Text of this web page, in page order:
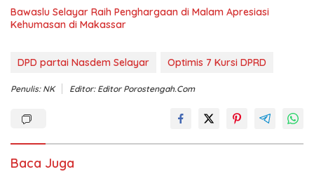
Bawaslu Selayar Raih Penghargaan di Malam Apresiasi
Kehumasan di Makassar
DPD partai Nasdem Selayar Optimis 7 Kursi DPRD
Penulis: NK Editor: Editor Porostengah.com
Baca Juga